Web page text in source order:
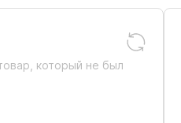
который не был